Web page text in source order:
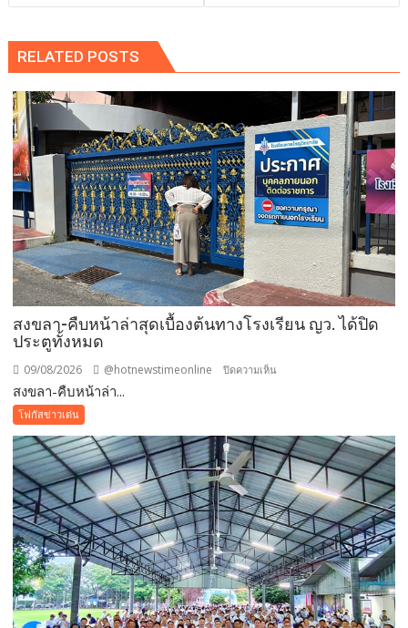
RELATED POSTS
สงขลา-คืบหน้าล่าสุดเบื้องต้นทางโรงเรียน ญว. ได้ปิด
ประตูทั้งหมด
09/08/2026 @hotnewstimeonline ปิดความเห็น
ล่าสุด
เบื้อง
ต้นทาง
โรงเรียน
ญว.
ได้
ปิด
ประตู
ทั้งหมด
สงขลา-คืบหน้าล่า...
โฟกัสข่าวเด่น